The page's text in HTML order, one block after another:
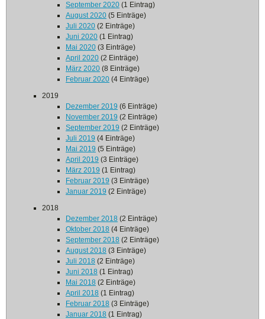
September 2020 (1 Eintrag)
August 2020 (5 Einträge)
Juli 2020 (2 Einträge)
Juni 2020 (1 Eintrag)
Mai 2020 (3 Einträge)
April 2020 (2 Einträge)
März 2020 (8 Einträge)
Februar 2020 (4 Einträge)
2019
Dezember 2019 (6 Einträge)
November 2019 (2 Einträge)
September 2019 (2 Einträge)
Juli 2019 (4 Einträge)
Mai 2019 (5 Einträge)
April 2019 (3 Einträge)
März 2019 (1 Eintrag)
Februar 2019 (3 Einträge)
Januar 2019 (2 Einträge)
2018
Dezember 2018 (2 Einträge)
Oktober 2018 (4 Einträge)
September 2018 (2 Einträge)
August 2018 (3 Einträge)
Juli 2018 (2 Einträge)
Juni 2018 (1 Eintrag)
Mai 2018 (2 Einträge)
April 2018 (1 Eintrag)
Februar 2018 (3 Einträge)
Januar 2018 (1 Eintrag)